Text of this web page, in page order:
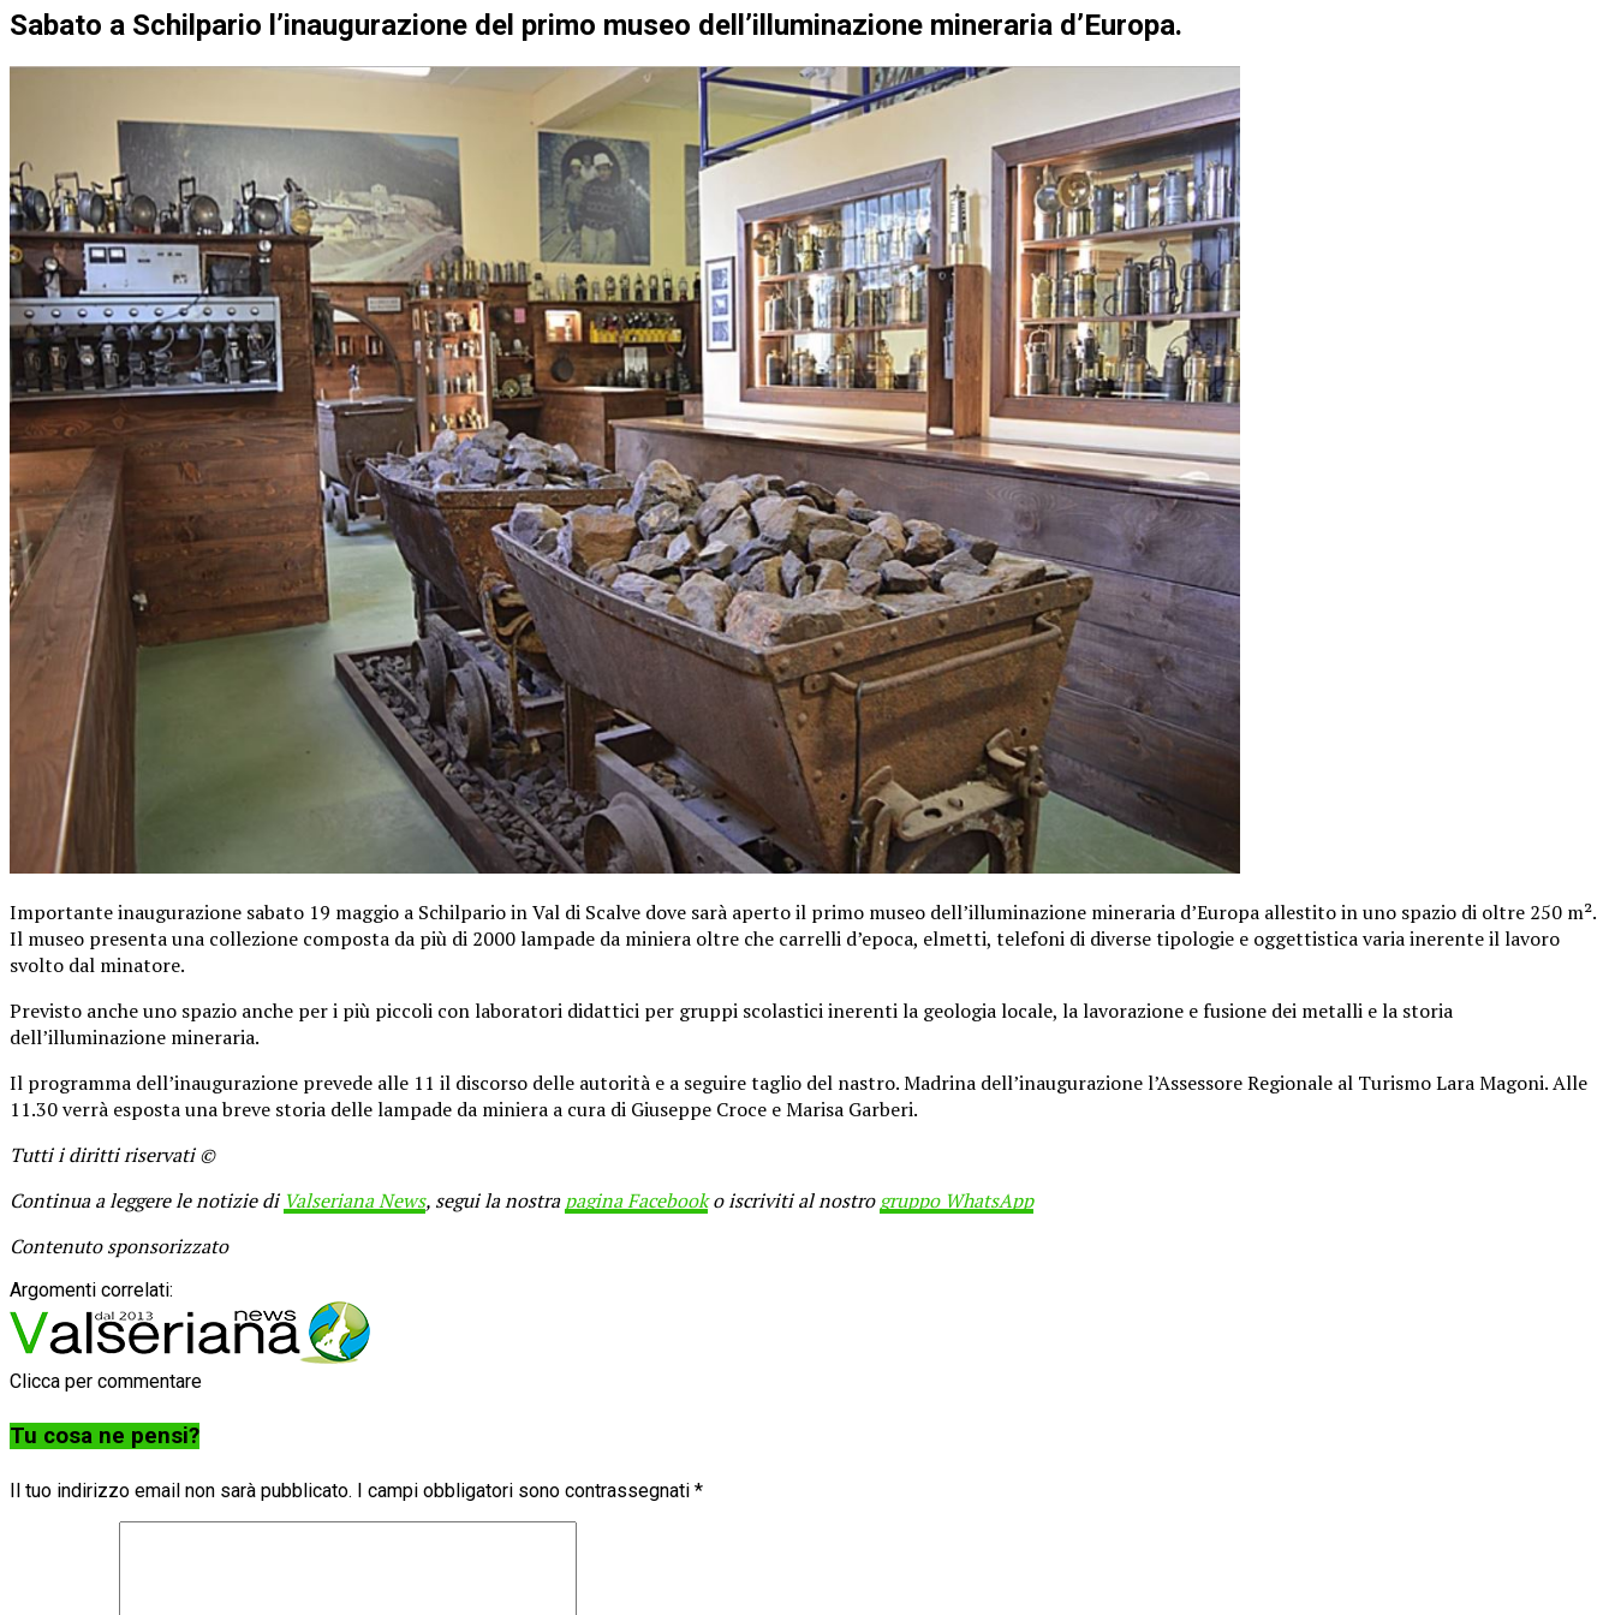
Sabato a Schilpario l’inaugurazione del primo museo dell’illuminazione mineraria d’Europa.
Importante inaugurazione sabato 19 maggio a Schilpario in Val di Scalve dove sarà aperto il primo museo dell’illuminazione mineraria d’Europa allestito in uno spazio di oltre 250 m².
Il museo presenta una collezione composta da più di 2000 lampade da miniera oltre che carrelli d’epoca, elmetti, telefoni di diverse tipologie e oggettistica varia inerente il lavoro
svolto dal minatore.
Previsto anche uno spazio anche per i più piccoli con laboratori didattici per gruppi scolastici inerenti la geologia locale, la lavorazione e fusione dei metalli e la storia
dell’illuminazione mineraria.
Il programma dell’inaugurazione prevede alle 11 il discorso delle autorità e a seguire taglio del nastro. Madrina dell’inaugurazione l’Assessore Regionale al Turismo Lara Magoni. Alle
11.30 verrà esposta una breve storia delle lampade da miniera a cura di Giuseppe Croce e Marisa Garberi.
Tutti i diritti riservati ©
Continua a leggere le notizie di Valseriana News, segui la nostrapagina Facebooko iscriviti al nostrogruppo WhatsApp
Contenuto sponsorizzato
Argomenti correlati:
Clicca per commentare
Tu cosa ne pensi?
Il tuo indirizzo email non sarà pubblicato. I campi obbligatori sono contrassegnati *